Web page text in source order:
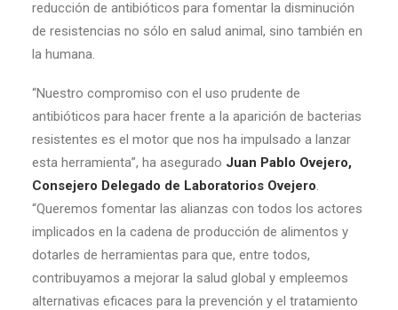
reducción de antibióticos para fomentar la disminución
de resistencias no sólo en salud animal, sino también en
la humana.
“Nuestro compromiso con el uso prudente de
antibióticos para hacer frente a la aparición de bacterias
resistentes es el motor que nos ha impulsado a lanzar
esta herramienta”, ha asegurado Juan Pablo Ovejero,
Consejero Delegado de Laboratorios Ovejero.
“Queremos fomentar las alianzas con todos los actores
implicados en la cadena de producción de alimentos y
dotarles de herramientas para que, entre todos,
contribuyamos a mejorar la salud global y empleemos
alternativas eficaces para la prevención y el tratamiento